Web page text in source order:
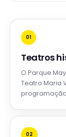
01
Teatros
O Parque
Teatro Maria
02